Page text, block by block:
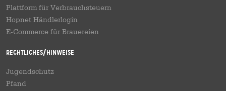
Plattform für Verbrauchsteuern
Hopnet Händlerlogin
E-Commerce für Brauereien
Rechtliches/Hinweise
Jugendschutz
Pfand